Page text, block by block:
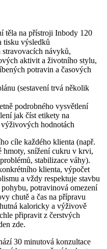
těla na přístroji Inbody 120
tisku výsledků
návyků,
aktivit a životního stylu,
potravin a časových
(sestavení trvá několik
podrobného vysvětlení
jak číst etikety na
hodnotách
cíle každého klienta (např.
hmoty, snížení cukru v krvi,
stabilizace váhy).
klienta, výpočet
a vždy respektuje stavbu
potravinová omezení
chutě a čas na přípravu
kaloricky a výživově
připravit z čerstvých
zde.
30 minutová konzultace